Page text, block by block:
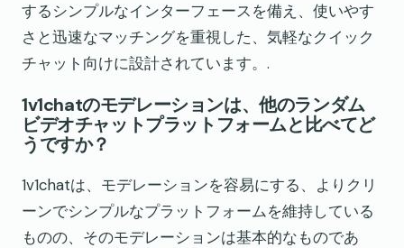
するシンプルなインターフェースを備え、使いやす
さと迅速なマッチングを重視した、気軽なクイック
チャット向けに設計されています。.
1v1chatのモデレーションは、他のランダム
ビデオチャットプラットフォームと比べてど
うですか？
1v1chatは、モデレーションを容易にする、よりクリ
ーンでシンプルなプラットフォームを維持している
ものの、そのモデレーションは基本的なものであ